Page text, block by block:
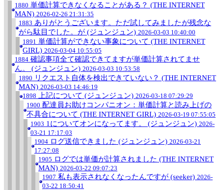
1880 単価計算できなくなることがある？ (THE INTERNET
MAN) 2026-02-26 21:31:35
1883 ありがとうございます。ただ試してみましたが残念な
がら駄目でした。が (ジュンジュン) 2026-03-03 10:40:00
1891 単価計算ができない事象について (THE INTERNET
GIRL) 2026-03-04 10:55:05
1884 確認事項全て確認できてますが単価計算されてませ
ん。 (ジュンジュン) 2026-03-03 10:53:58
1890 リクエスト自体を検出できていない？ (THE INTERNET
MAN) 2026-03-03 14:46:19
1898 上記について (ジュンジュン) 2026-03-18 07:29:29
1900 配達員お助けコンパニオン：単価計算と読み上げの
不具合について (THE INTERNET GIRL) 2026-03-19 07:55:05
1903 1についてオンになってます。 (ジュンジュン) 2026-
03-21 17:17:03
1904 ログ送信できました (ジュンジュン) 2026-03-21
17:27:08
1905 ログでは単価が計算されました (THE INTERNET
MAN) 2026-03-22 09:07:23
1907 私も表示されなくなったんですが (seeker) 2026-
03-22 18:50:41